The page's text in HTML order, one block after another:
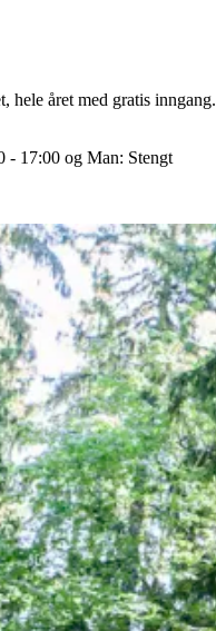
hele året med gratis inngang.
- 17:00 og Man: Stengt